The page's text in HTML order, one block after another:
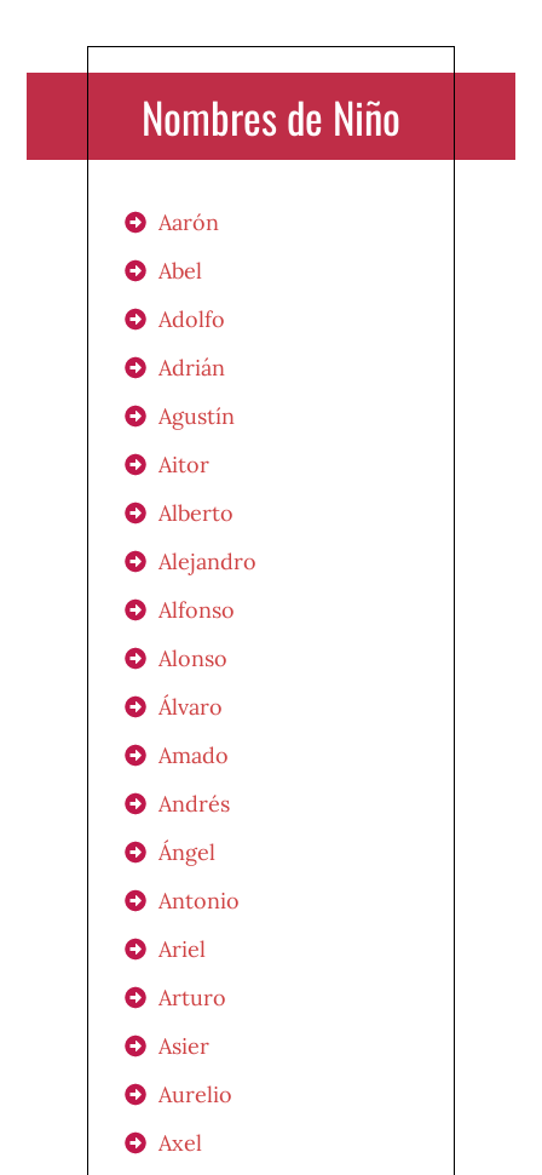
Nombres de Niño
Aarón
Abel
Adolfo
Adrián
Agustín
Aitor
Alberto
Alejandro
Alfonso
Alonso
Álvaro
Amado
Andrés
Ángel
Antonio
Ariel
Arturo
Asier
Aurelio
Axel